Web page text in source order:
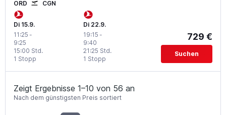
ORD CGN
Di 15.9.
11:25 -
9:25
1 Stopp
15:00 Std.
Di 22.9.
19:15 -
9:40
1 Stopp
21:25 Std.
729 €
Suchen
Zeigt Ergebnisse 1–10 von 56 an
Nach dem günstigsten Preis sortiert